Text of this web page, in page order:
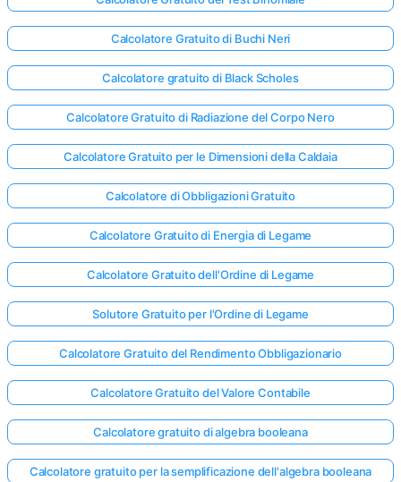
Calcolatore Gratuito di Buchi Neri
Calcolatore gratuito di Black Scholes
Calcolatore Gratuito di Radiazione del Corpo Nero
Calcolatore Gratuito per le Dimensioni della Caldaia
Calcolatore di Obbligazioni Gratuito
Calcolatore Gratuito di Energia di Legame
Calcolatore Gratuito dell'Ordine di Legame
Solutore Gratuito per l'Ordine di Legame
Calcolatore Gratuito del Rendimento Obbligazionario
Calcolatore Gratuito del Valore Contabile
Calcolatore gratuito di algebra booleana
Calcolatore gratuito per la semplificazione dell'algebra booleana